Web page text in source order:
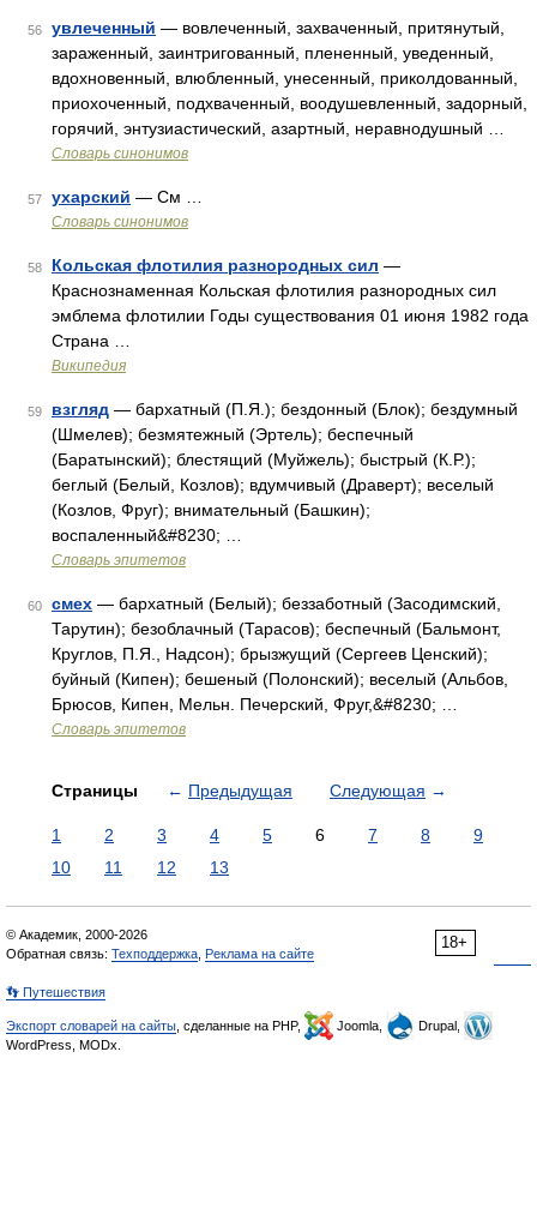
56 увлеченный — вовлеченный, захваченный, притянутый,
зараженный, заинтригованный, плененный, уведенный,
вдохновенный, влюбленный, унесенный, приколдованный,
приохоченный, подхваченный, воодушевленный, задорный,
горячий, энтузиастический, азартный, неравнодушный …
Словарь синонимов
57 ухарский — См …
Словарь синонимов
58 Кольская флотилия разнородных сил —
Краснознаменная Кольская флотилия разнородных сил
эмблема флотилии Годы существования 01 июня 1982 года
Страна …
Википедия
59 взгляд — бархатный (П.Я.); бездонный (Блок); бездумный
(Шмелев); безмятежный (Эртель); беспечный
(Баратынский); блестящий (Муйжель); быстрый (К.Р.);
беглый (Белый, Козлов); вдумчивый (Драверт); веселый
(Козлов, Фруг); внимательный (Башкин);
воспаленный&#8230; …
Словарь эпитетов
60 смех — бархатный (Белый); беззаботный (Засодимский,
Тарутин); безоблачный (Тарасов); беспечный (Бальмонт,
Круглов, П.Я., Надсон); брызжущий (Сергеев Ценский);
буйный (Кипен); бешеный (Полонский); веселый (Альбов,
Брюсов, Кипен, Мельн. Печерский, Фруг,&#8230; …
Словарь эпитетов
Страницы ← Предыдущая Следующая →
1 2 3 4 5 6 7 8
9
10
11 12 13
18+
© Академик, 2000-2026
Обратная связь: Техподдержка Реклама на сайте
👣 Путешествия
Экспорт словарей на сайты , сделанные на PHP, Joomla,
Drupal,
WordPress, MODx.